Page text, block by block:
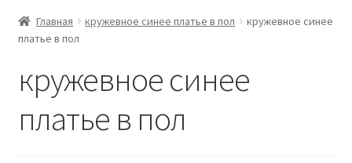
Главная кружевное синее платье в пол
кружевное синее
платье в пол
кружевное синее
платье в пол